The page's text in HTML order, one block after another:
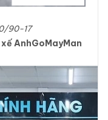
90-17
AnhGoMayMan